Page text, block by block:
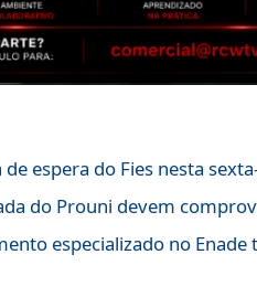
espera do Fies nesta
do Prouni devem
especializado no Enade